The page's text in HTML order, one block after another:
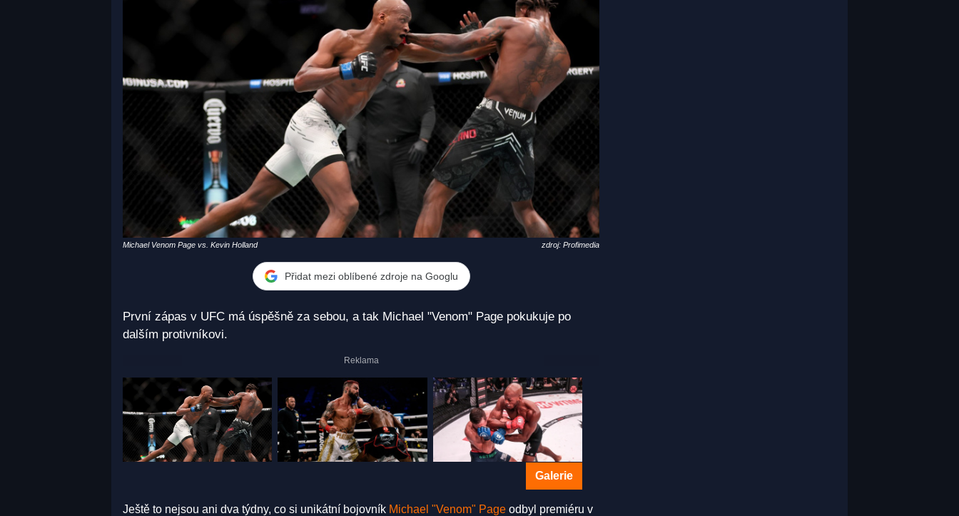
Michael Venom Page vs. Kevin Holland zdroj: Profimedia
Přidat mezi oblíbené zdroje na Googlu
První zápas v UFC má úspěšně za sebou, a tak Michael "Venom" Page pokukuje po
dalším protivníkovi.
Galerie
Ještě to nejsou ani dva týdny, co si unikátní bojovník Michael "Venom" Page odbyl premiéru v